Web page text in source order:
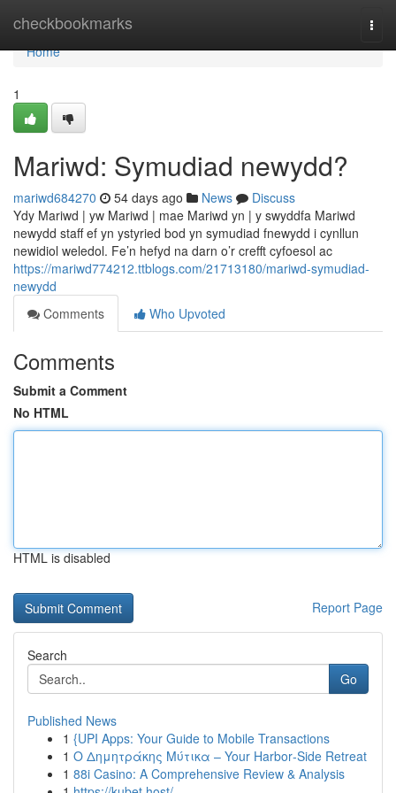
checkbookmarks
Home
Home
1
Mariwd: Symudiad newydd?
mariwd684270 54 days ago News
Discuss
Ydy Mariwd | yw Mariwd | mae Mariwd yn | y swyddfa Mariwd
newydd staff ef yn ystyried bod yn symudiad fnewydd i cynllun
newidiol weledol. Fe’n hefyd na darn o’r crefft cyfoesol ac
https://mariwd774212.ttblogs.com/21713180/mariwd-symudiad-
newydd
Comments
Who Upvoted
Comments
Submit a Comment
No HTML
HTML is disabled
Report Page
Search
Go
Published News
1 {UPI Apps: Your Guide to Mobile Transactions
1 Ο Δημητράκης Μύτικα – Your Harbor‑Side Retreat
1 88i Casino: A Comprehensive Review & Analysis